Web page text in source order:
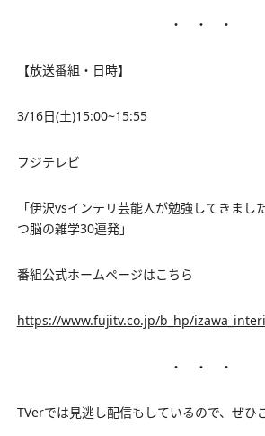
・ ・ ・
【放送番組・日時】
3/16日(土)15:00~15:55
フジテレビ
「伊沢vsインテリ芸能人が勉強してきま
つ脳の雑学30連発」
番組公式ホームページはこちら
https://www.fujitv.co.jp/b_hp/
・ ・ ・
TVerでは見逃し配信もしているので、ぜひ